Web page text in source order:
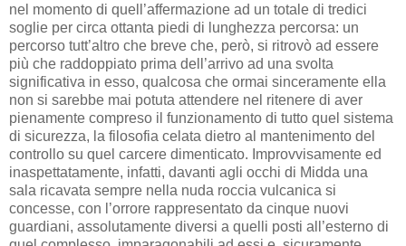
nel momento di quell’affermazione ad un totale di tredici
soglie per circa ottanta piedi di lunghezza percorsa: un
percorso tutt’altro che breve che, però, si ritrovò ad essere
più che raddoppiato prima dell’arrivo ad una svolta
significativa in esso, qualcosa che ormai sinceramente ella
non si sarebbe mai potuta attendere nel ritenere di aver
pienamente compreso il funzionamento di tutto quel sistema
di sicurezza, la filosofia celata dietro al mantenimento del
controllo su quel carcere dimenticato. Improvvisamente ed
inaspettatamente, infatti, davanti agli occhi di Midda una
sala ricavata sempre nella nuda roccia vulcanica si
concesse, con l’orrore rappresentato da cinque nuovi
guardiani, assolutamente diversi a quelli posti all’esterno di